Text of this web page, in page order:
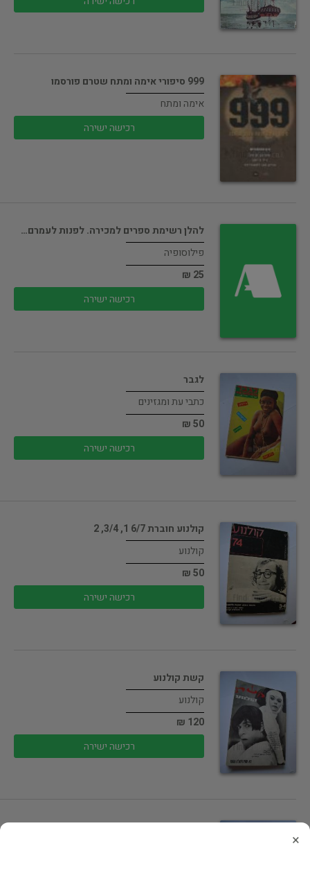
999 סיפורי אימה ומתח שטרם פורסמו
אימה ומתח
רכישה ישירה
להלן רשימת ספרים למכירה. לפנות לעמרם…
פילוסופיה
25 ₪
רכישה ישירה
לגבר
כתבי עת ומגזינים
50 ₪
רכישה ישירה
קולנוע חוברת 6/7 1, 3/4, 2
קולנוע
50 ₪
רכישה ישירה
קשת קולנוע
קולנוע
120 ₪
רכישה ישירה
חוברת קלוזאפ
×